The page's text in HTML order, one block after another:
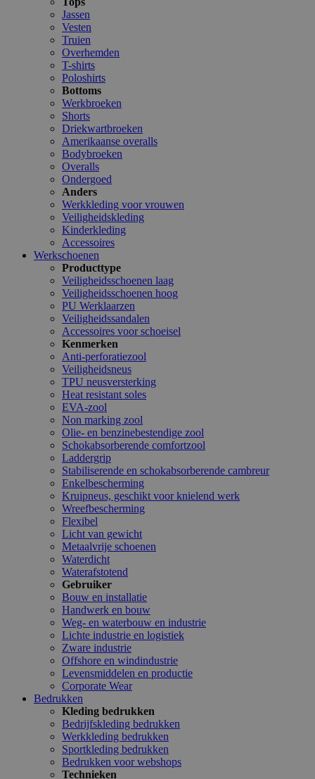
Jassen
Vesten
Truien
Overhemden
T-shirts
Poloshirts
Bottoms
Werkbroeken
Shorts
Driekwartbroeken
Amerikaanse overalls
Bodybroeken
Overalls
Ondergoed
Anders
Werkkleding voor vrouwen
Veiligheidskleding
Kinderkleding
Accessoires
Werkschoenen
Producttype
Veiligheidsschoenen laag
Veiligheidsschoenen hoog
PU Werklaarzen
Veiligheidssandalen
Accessoires voor schoeisel
Kenmerken
Anti-perforatiezool
Veiligheidsneus
TPU neusversterking
Heat resistant soles
EVA-zool
Non marking zool
Olie- en benzinebestendige zool
Schokabsorberende comfortzool
Laddergrip
Stabiliserende en schokabsorberende cambreur
Enkelbescherming
Kruipneus, geschikt voor knielend werk
Wreefbescherming
Flexibel
Licht van gewicht
Metaalvrije schoenen
Waterdicht
Waterafstotend
Gebruiker
Bouw en installatie
Handwerk en bouw
Weg- en waterbouw en industrie
Lichte industrie en logistiek
Zware industrie
Offshore en windindustrie
Levensmiddelen en productie
Corporate Wear
Bedrukken
Kleding bedrukken
Bedrijfskleding bedrukken
Werkkleding bedrukken
Sportkleding bedrukken
Bedrukken voor webshops
Technieken